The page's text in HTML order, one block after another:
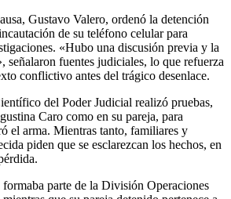
Gustavo Valero, ordenó la detención
de su teléfono celular para
«Hubo una discusión previa y la
señalaron fuentes judiciales, lo que refuerza
conflictivo antes del trágico desenlace.
del Poder Judicial realizó pruebas,
Caro como en su pareja, para
el arma. Mientras tanto, familiares y
piden que se esclarezcan los hechos, en
parte de la División Operaciones